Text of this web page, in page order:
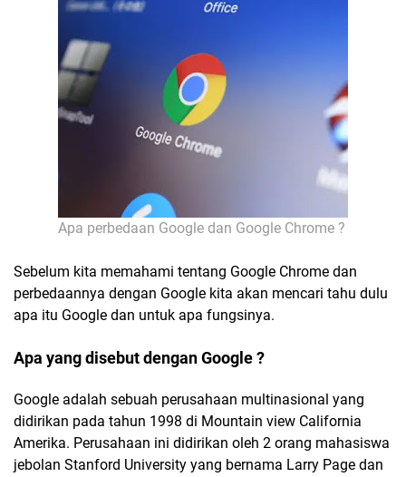
Apa perbedaan Google dan Google Chrome ?
Sebelum kita memahami tentang Google Chrome dan
perbedaannya dengan Google kita akan mencari tahu dulu
apa itu Google dan untuk apa fungsinya.
Apa yang disebut dengan Google ?
Google adalah sebuah perusahaan multinasional yang
didirikan pada tahun 1998 di Mountain view California
Amerika. Perusahaan ini didirikan oleh 2 orang mahasiswa
jebolan Stanford University yang bernama Larry Page dan